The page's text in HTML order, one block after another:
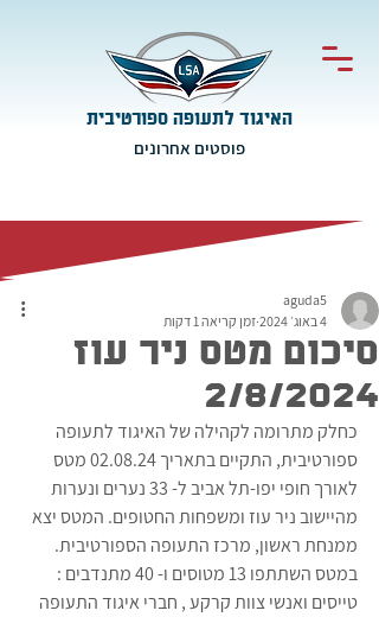
האיגוד לתעופה ספורטיבית
פוסטים אחרונים
סיכום מטס ניר עוז
2/8/2024
aguda5
4 באוג׳ 2024
זמן קריאה 1 דקות
כחלק מתרומה לקהילה של האיגוד לתעופה
ספורטיבית, התקיים בתאריך 02.08.24 מטס
לאורך חופי יפו-תל אביב ל- 33 נערים ונערות
מהיישוב ניר עוז ומשפחות החטופים. המטס יצא
ממנחת ראשון, מרכז התעופה הספורטיבית.
במטס השתתפו 13 מטוסים ו- 40 מתנדבים :
טייסים ואנשי צוות קרקע , חברי איגוד התעופה